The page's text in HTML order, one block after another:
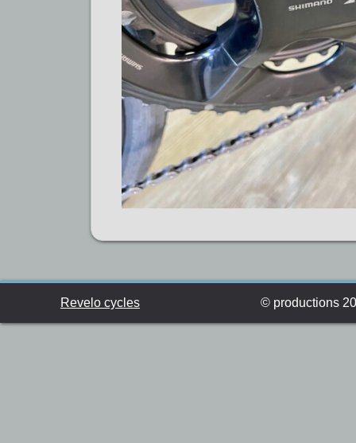
Revelo cycles © productions